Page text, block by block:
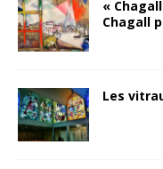
«
Chagall
Les